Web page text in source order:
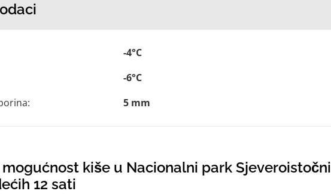
-4°C
-6°C
5 mm
kiše u Nacionalni park Sjeveroistočni
12 sati